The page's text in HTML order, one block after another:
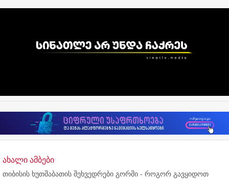
ახალი ამბები
თიბისის ხუთშაბათის შეხვედრები გორში - როგორ გავყიდოთ